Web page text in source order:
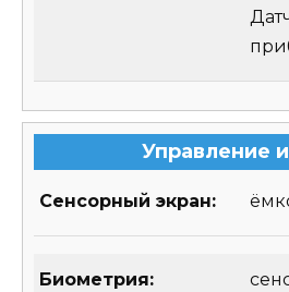
Управление
Сенсорный экран:
Биометрия: